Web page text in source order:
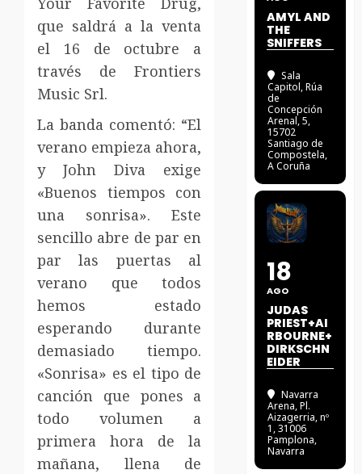
que saldrá a la venta
el 16 de octubre a
través de Frontiers
Music Srl.
La banda comentó: “El
verano empieza ahora,
y John Diva exige
«Buenos tiempos con
una sonrisa». Este
sencillo abre de par en
par las puertas al
verano que todos
hemos estado
esperando durante
demasiado tiempo.
«Sonrisa» es el tipo de
canción que pones a
todo volumen a
primera hora de la
mañana, llena de
AMYL AND
THE
SNIFFERS
Sala
Capitol, Rúa
de
Concepción
Arenal, 5,
15702
Santiago de
Compostela,
A Coruña
18
AGO
JUDAS
PRIEST+AI
RBOURNE+
DIRKSCHN
EIDER
Navarra
Arena, Pl.
Aizagerria, nº
1, 31006
Pamplona,
Navarra